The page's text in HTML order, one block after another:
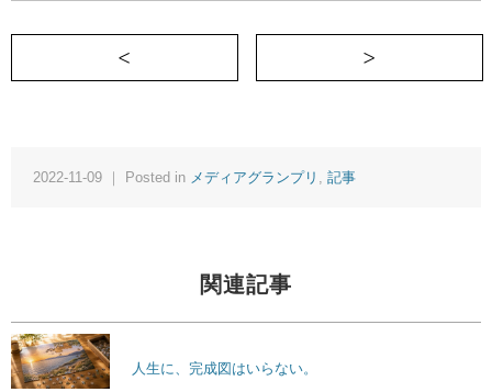
＜ 二人と一匹で、これからも
2022-11-09 ｜ Posted in メディアグランプリ 記事
関連記事
人生に、完成図はいらない。